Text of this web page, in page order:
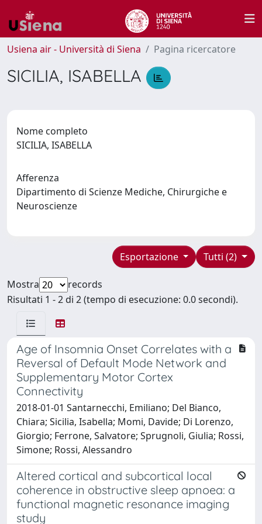
Usiena air - Università di Siena Pagina ricercatore
SICILIA, ISABELLA
Nome completo
SICILIA, ISABELLA
Afferenza
Dipartimento di Scienze Mediche, Chirurgiche e
Neuroscienze
Tutti (2)
Esportazione
Mostra
records
Risultati 1 - 2 di 2 (tempo di esecuzione: 0.0 secondi).
Age of Insomnia Onset Correlates with a
Reversal of Default Mode Network and
Supplementary Motor Cortex
Connectivity
2018-01-01 Santarnecchi, Emiliano; Del Bianco,
Chiara; Sicilia, Isabella; Momi, Davide; Di Lorenzo,
Giorgio; Ferrone, Salvatore; Sprugnoli, Giulia; Rossi,
Simone; Rossi, Alessandro
Altered cortical and subcortical local
coherence in obstructive sleep apnoea: a
functional magnetic resonance imaging
study